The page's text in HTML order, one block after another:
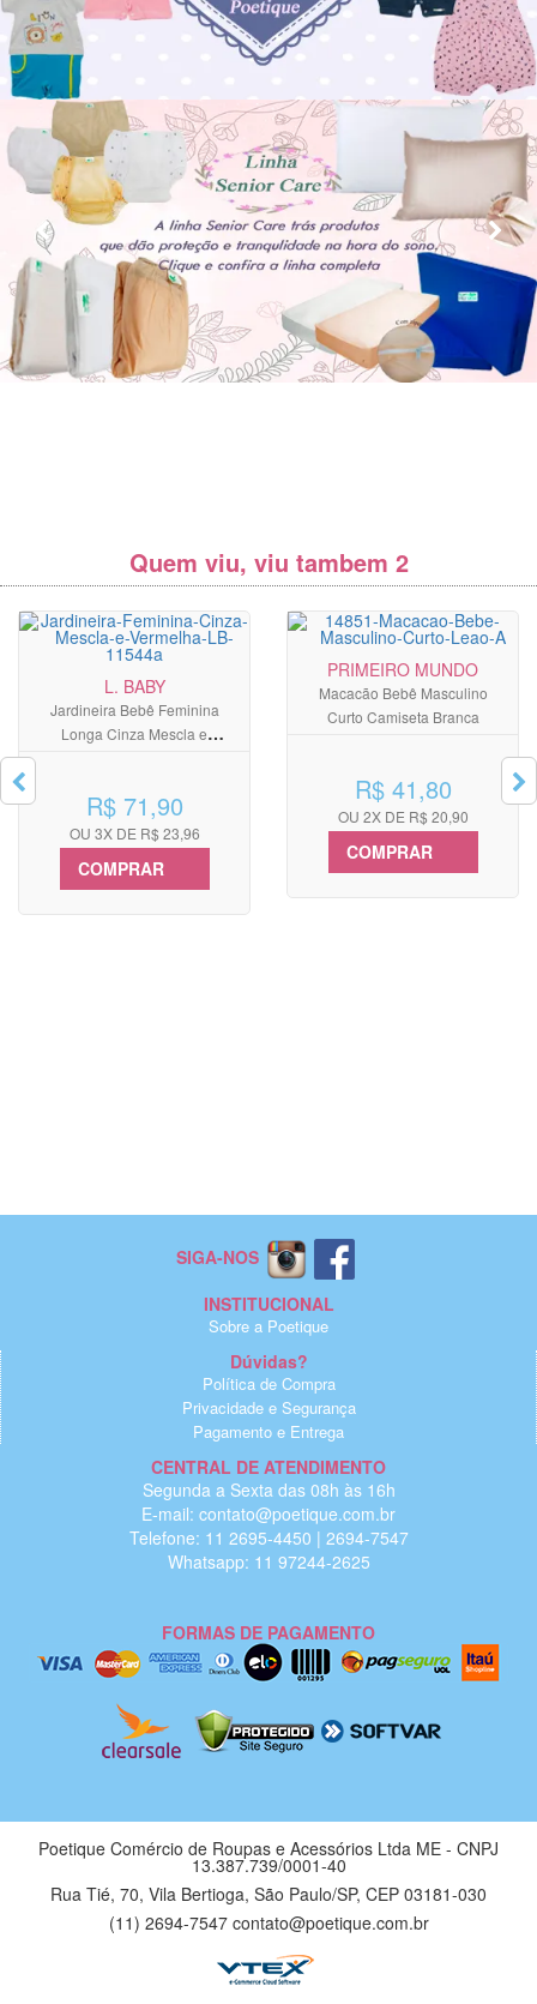
Quem viu, viu tambem 2
L. BABY
Jardineira Bebê Feminina
Longa Cinza Mescla e
R$ 71,90
OU 3X DE R$ 23,96
COMPRAR
PRIMEIRO MUNDO
Macacão Bebê Masculino
Curto Camiseta Branca
R$ 41,80
OU 2X DE R$ 20,90
COMPRAR
SIGA-NOS
INSTITUCIONAL
Sobre a Poetique
Dúvidas?
Política de Compra
Privacidade e Segurança
Pagamento e Entrega
CENTRAL DE ATENDIMENTO
Segunda a Sexta das 08h às 16h
E-mail: contato@poetique.com.br
Telefone: 11 2695-4450 | 2694-7547
Whatsapp: 11 97244-2625
FORMAS DE PAGAMENTO
Poetique Comércio de Roupas e Acessórios Ltda ME - CNPJ
13.387.739/0001-40
Rua Tié, 70, Vila Bertioga, São Paulo/SP, CEP 03181-030
(11) 2694-7547 contato@poetique.com.br